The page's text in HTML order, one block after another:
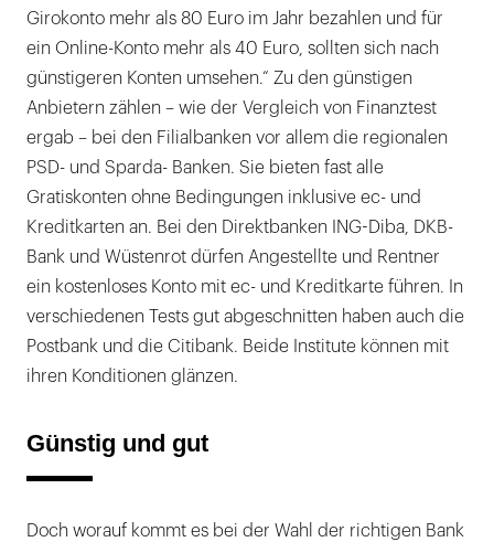
Girokonto mehr als 80 Euro im Jahr bezahlen und für
ein Online-Konto mehr als 40 Euro, sollten sich nach
günstigeren Konten umsehen.“ Zu den günstigen
Anbietern zählen – wie der Vergleich von Finanztest
ergab – bei den Filialbanken vor allem die regionalen
PSD- und Sparda- Banken. Sie bieten fast alle
Gratiskonten ohne Bedingungen inklusive ec- und
Kreditkarten an. Bei den Direktbanken ING-Diba, DKB-
Bank und Wüstenrot dürfen Angestellte und Rentner
ein kostenloses Konto mit ec- und Kreditkarte führen. In
verschiedenen Tests gut abgeschnitten haben auch die
Postbank und die Citibank. Beide Institute können mit
ihren Konditionen glänzen.
Günstig und gut
Doch worauf kommt es bei der Wahl der richtigen Bank